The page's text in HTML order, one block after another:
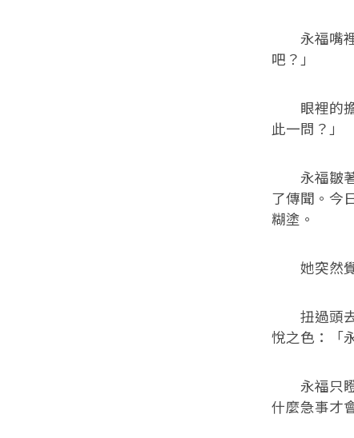
永福嘴裡
吧？」
眼裡的擔
此一問？」
永福皺著
了傳聞。今
糊塗。
她突然覺
扭過頭去
悅之色：「
永福只瞪
什麼急事才